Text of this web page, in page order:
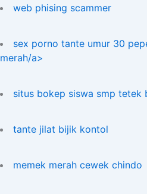
web phising scammer
sex porno tante umur 30
merah/a>
situs bokep siswa smp tetek
tante jilat bijik kontol
memek merah cewek chindo